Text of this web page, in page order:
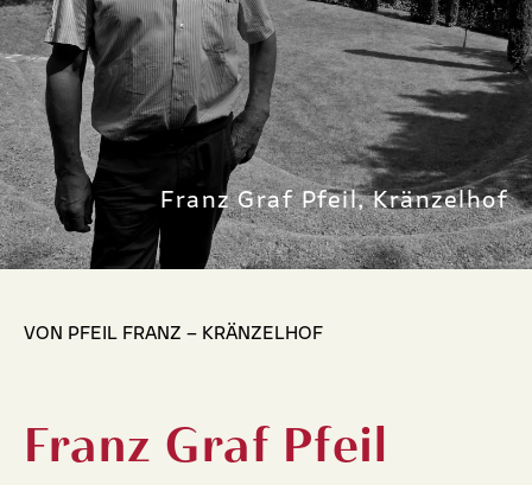
Franz Graf Pfeil, Kränzelhof
VON PFEIL FRANZ – KRÄNZELHOF
Franz Graf Pfeil